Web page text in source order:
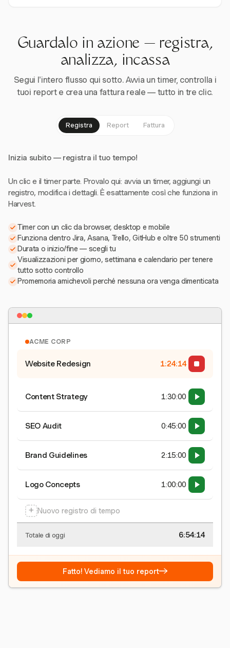
Guardalo in azione — registra,
analizza, incassa
Segui l'intero flusso qui sotto. Avvia un timer, controlla i
tuoi report e crea una fattura reale — tutto in tre clic.
Registra Report Fattura
Inizia subito — registra il tuo tempo!
Un clic e il timer parte. Provalo qui: avvia un timer, aggiungi un
registro, modifica i dettagli. È esattamente così che funziona in
Harvest.
Timer con un clic da browser, desktop e mobile
Funziona dentro Jira, Asana, Trello, GitHub e oltre 50 strumenti
Durata o inizio/fine — scegli tu
Visualizzazioni per giorno, settimana e calendario per tenere
tutto sotto controllo
Promemoria amichevoli perché nessuna ora venga dimenticata
ACME CORP
Website Redesign 1:24:15
Content Strategy 1:30:00
SEO Audit 0:45:00
Brand Guidelines 2:15:00
Logo Concepts 1:00:00
+ Nuovo registro di tempo
Totale di oggi 6:54:15
Fatto! Vediamo il tuo report→